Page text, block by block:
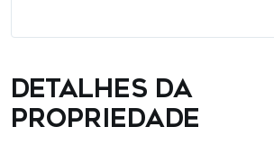
Detalhes da
propriedade